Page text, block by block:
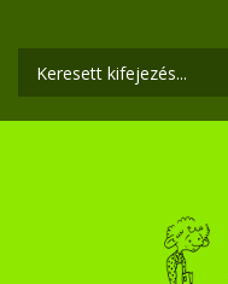
tartalomra
Keresés